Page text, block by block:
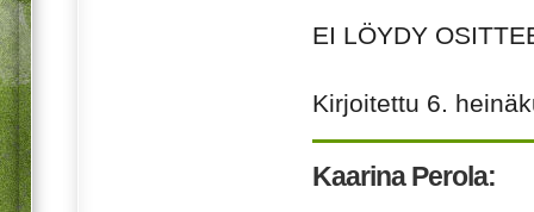
EI LÖYDY
Kirjoitettu 6.
Kaarina Perola: